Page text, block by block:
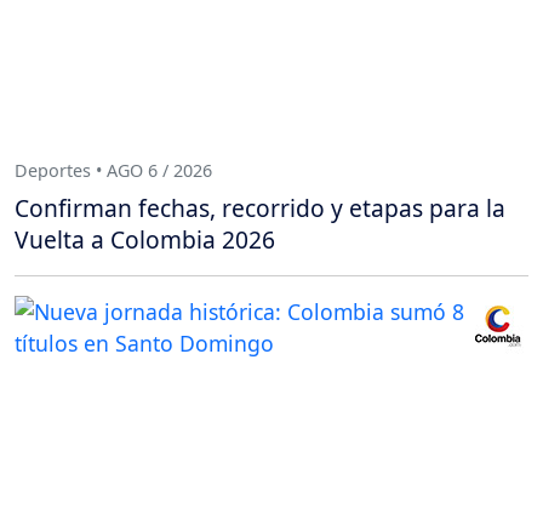
Deportes • AGO 6 / 2026
Confirman fechas, recorrido y etapas para la
Vuelta a Colombia 2026